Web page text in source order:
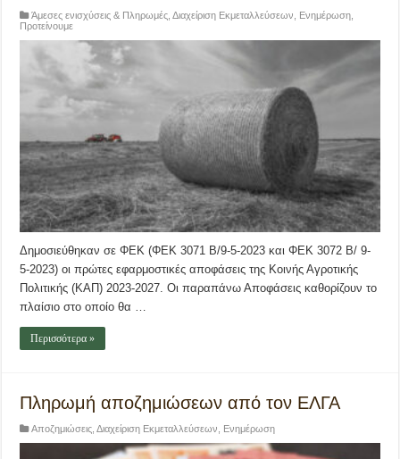
Άμεσες ενισχύσεις & Πληρωμές ,Διαχείριση Εκμεταλλεύσεων Ενημέρωση
Προτείνουμε
Δημοσιεύθηκαν σε ΦΕΚ (ΦΕΚ 3071 Β/9-5-2023 και ΦΕΚ 3072 Β/ 9-
5-2023) οι πρώτες εφαρμοστικές αποφάσεις της Κοινής Αγροτικής
Πολιτικής (ΚΑΠ) 2023-2027. Οι παραπάνω Αποφάσεις καθορίζουν το
πλαίσιο στο οποίο θα …
Περισσότερα »
Πληρωμή αποζημιώσεων από τον ΕΛΓΑ
Αποζημιώσεις ,Διαχείριση Εκμεταλλεύσεων Ενημέρωση